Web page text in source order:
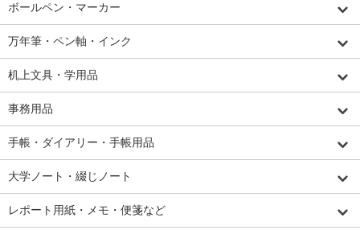
ボールペン・マーカー
万年筆・ペン軸・インク
机上文具・学用品
事務用品
手帳・ダイアリー・手帳用品
大学ノート・綴じノート
レポート用紙・メモ・便箋など